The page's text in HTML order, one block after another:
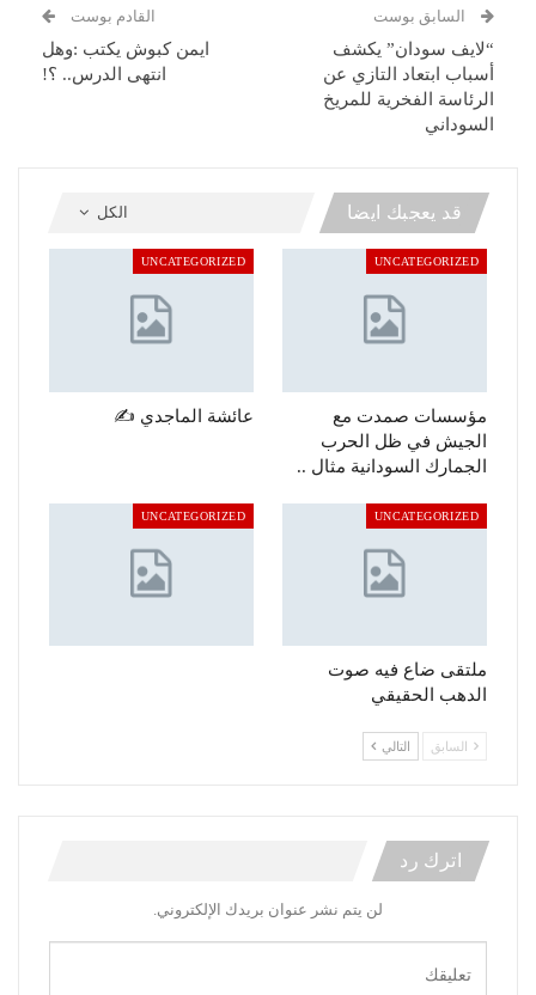
السابق بوست
“لايف سودان” يكشف
أسباب ابتعاد التازي عن
الرئاسة الفخرية للمريخ
السوداني
القادم بوست
ايمن كبوش يكتب :وهل
انتهى الدرس.. ؟!
الكل قد يعجبك ايضا
UNCATEGORIZED
مؤسسات صمدت مع
الجيش في ظل الحرب
الجمارك السودانية مثال ..
UNCATEGORIZED
عائشة الماجدي ✍️
UNCATEGORIZED
ملتقى ضاع فيه صوت
الدهب الحقيقي
UNCATEGORIZED
السابق التالي
اترك رد
لن يتم نشر عنوان بريدك الإلكتروني.